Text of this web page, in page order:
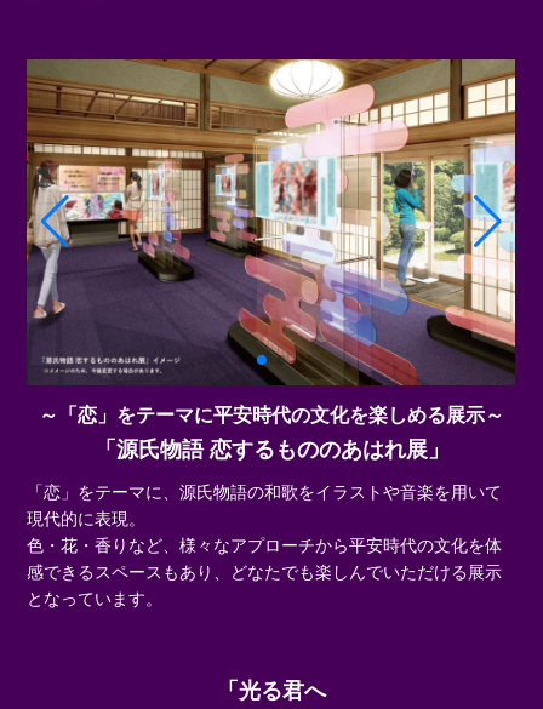
～「恋」をテーマに平安時代の文化を楽しめる展示～
「源氏物語 恋するもののあはれ展」
「恋」をテーマに、源氏物語の和歌をイラストや音楽を用いて
現代的に表現。
色・花・香りなど、様々なアプローチから平安時代の文化を体
感できるスペースもあり、どなたでも楽しんでいただける展示
となっています。
「光る君へ